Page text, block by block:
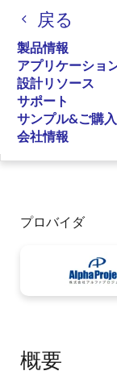
戻る
製品情報
アプリケーショ
設計リソース
サポート
サンプル&ご購入
会社情報
く
ず
株式会
クト
ページセクシ
プロバイダ
概要